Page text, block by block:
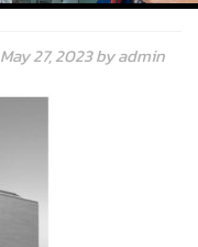
May 27, 2023byadmin